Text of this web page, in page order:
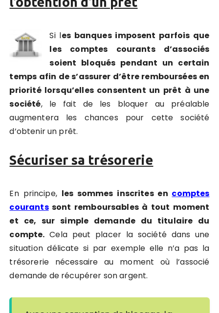
Si les banques imposent parfois que
les comptes courants d’associés
soient bloqués pendant un certain
temps afin de s’assurer d’être remboursées en
priorité lorsqu’elles consentent un prêt à une
société, le fait de les bloquer au préalable
augmentera les chances pour cette société
d’obtenir un prêt.
Sécuriser sa trésorerie
En principe, les sommes inscrites en comptes
courantssont remboursables à tout moment
et ce, sur simple demande du titulaire du
compte. Cela peut placer la société dans une
situation délicate si par exemple elle n’a pas la
trésorerie nécessaire au moment où l’associé
demande de récupérer son argent.